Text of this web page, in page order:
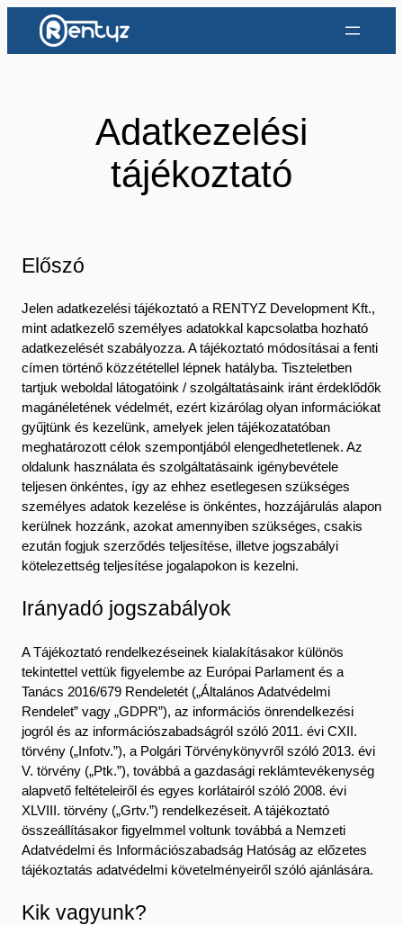
tartalomhoz
Adatkezelési
tájékoztató
Előszó
Jelen adatkezelési tájékoztató a RENTYZ Development Kft.,
mint adatkezelő személyes adatokkal kapcsolatba hozható
adatkezelését szabályozza. A tájékoztató módosításai a fenti
címen történő közzététellel lépnek hatályba. Tiszteletben
tartjuk weboldal látogatóink / szolgáltatásaink iránt érdeklődők
magánéletének védelmét, ezért kizárólag olyan információkat
gyűjtünk és kezelünk, amelyek jelen tájékozatatóban
meghatározott célok szempontjából elengedhetetlenek. Az
oldalunk használata és szolgáltatásaink igénybevétele
teljesen önkéntes, így az ehhez esetlegesen szükséges
személyes adatok kezelése is önkéntes, hozzájárulás alapon
kerülnek hozzánk, azokat amennyiben szükséges, csakis
ezután fogjuk szerződés teljesítése, illetve jogszabályi
kötelezettség teljesítése jogalapokon is kezelni.
Irányadó jogszabályok
A Tájékoztató rendelkezéseinek kialakításakor különös
tekintettel vettük figyelembe az Európai Parlament és a
Tanács 2016/679 Rendeletét („Általános Adatvédelmi
Rendelet” vagy „GDPR”), az információs önrendelkezési
jogról és az információszabadságról szóló 2011. évi CXII.
törvény („Infotv.”), a Polgári Törvénykönyvről szóló 2013. évi
V. törvény („Ptk.”), továbbá a gazdasági reklámtevékenység
alapvető feltételeiről és egyes korlátairól szóló 2008. évi
XLVIII. törvény („Grtv.”) rendelkezéseit. A tájékoztató
összeállításakor figyelmmel voltunk továbbá a Nemzeti
Adatvédelmi és Információszabadság Hatóság az előzetes
tájékoztatás adatvédelmi követelményeiről szóló ajánlására.
Kik vagyunk?